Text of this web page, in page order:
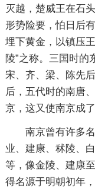
灭越，楚威王在石
形势险要，怕日后
埋下黄金，以镇压
陵”之称。三国时的
宋、齐、梁、陈先
后，五代时的南唐
京，这又使南京成了
南京曾有许多
业、建康、秫陵、
等，像金陵、建康
得名源于明朝初年